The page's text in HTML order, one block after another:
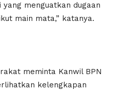
menguatkan dugaan
main mata,” katanya.
meminta Kanwil BPN
kelengkapan